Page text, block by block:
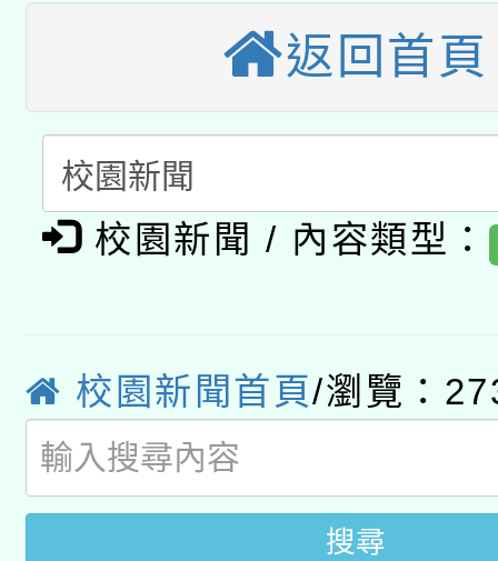
接種對象擴大為「滿6
月28日止
業技術研究院辦理「
用水績優單位及節水達
動」
115年8月22日(星期六
桃園市孔廟祈福系列
開 智慧啟航」
2026年桃園地景藝術
「2026桃園藝術巡演
關事宜
轉知教育部國民及學前
國立臺灣師範大學辦
業成長研習」實施計畫
函轉國家教育研究院中
族教育國際趨勢與發展
新北市政府教育局辦理
師專業成長研習實施計
方素養工作坊新北場」
族語言臺北學習中心
「族語學習班」招生簡
轉知有關國立成功大學
文教學共融平台-教案
教育部國民及學前教育
年度COVID-19疫苗接
返回首頁
校園新聞 / 內容類型：
校園新聞首頁/瀏覽：
搜尋